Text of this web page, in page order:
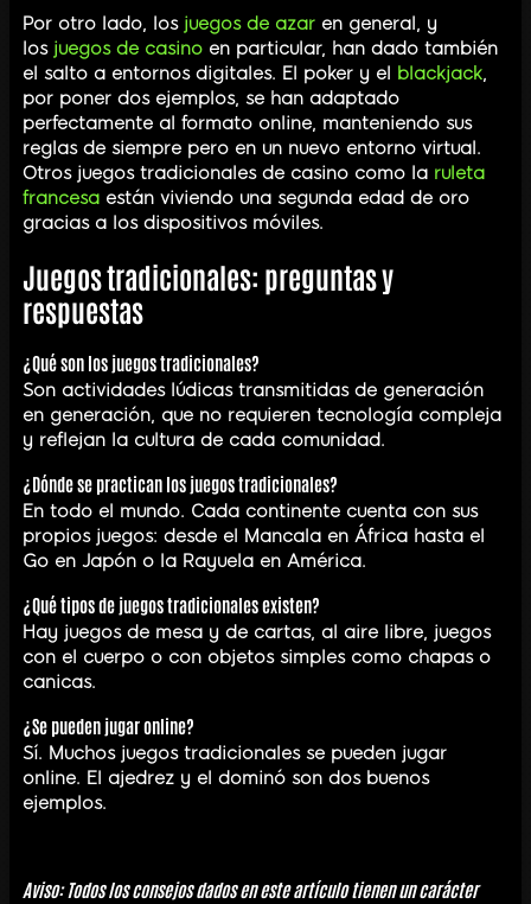
Por otro lado, los juegos de azar en general, y
los juegos de casino en particular, han dado también
el salto a entornos digitales. El poker y el blackjack,
por poner dos ejemplos, se han adaptado
perfectamente al formato online, manteniendo sus
reglas de siempre pero en un nuevo entorno virtual.
Otros juegos tradicionales de casino como la ruleta
francesa están viviendo una segunda edad de oro
gracias a los dispositivos móviles.
Juegos tradicionales: preguntas y
respuestas
¿Qué son los juegos tradicionales?
Son actividades lúdicas transmitidas de generación
en generación, que no requieren tecnología compleja
y reflejan la cultura de cada comunidad.
¿Dónde se practican los juegos tradicionales?
En todo el mundo. Cada continente cuenta con sus
propios juegos: desde el Mancala en África hasta el
Go en Japón o la Rayuela en América.
¿Qué tipos de juegos tradicionales existen?
Hay juegos de mesa y de cartas, al aire libre, juegos
con el cuerpo o con objetos simples como chapas o
canicas.
¿Se pueden jugar online?
Sí. Muchos juegos tradicionales se pueden jugar
online. El ajedrez y el dominó son dos buenos
ejemplos.
Aviso: Todos los consejos dados en este artículo tienen un carácter